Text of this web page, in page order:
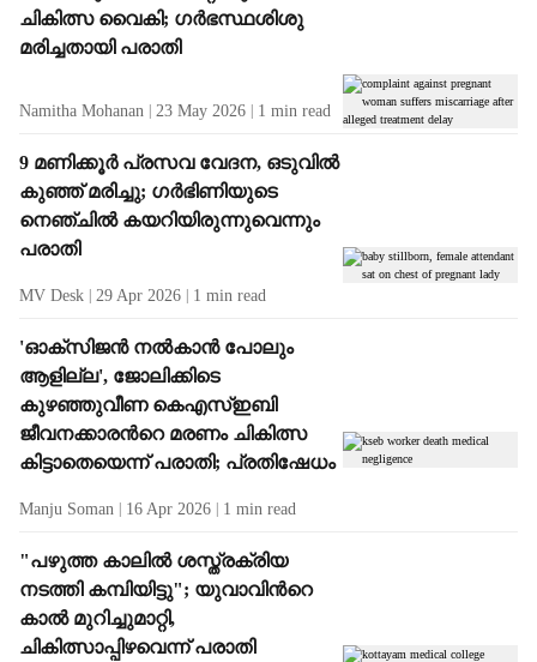
ചികിത്സ വൈകി; ഗർഭസ്ഥശിശു
മരിച്ചതായി പരാതി
Namitha Mohanan 23 May 2026 1 min read
9 മണിക്കൂർ പ്രസവ വേദന, ഒടുവിൽ
കുഞ്ഞ് മരിച്ചു; ഗർഭിണിയുടെ
നെഞ്ചിൽ കയറിയിരുന്നുവെന്നും
പരാതി
MV Desk 29 Apr 2026 1 min read
'ഓക്സിജൻ നൽകാൻ പോലും
ആളില്ല', ജോലിക്കിടെ
കുഴഞ്ഞുവീണ കെഎസ്ഇബി
ജീവനക്കാരന്‍റെ മരണം ചികിത്സ
കിട്ടാതെയെന്ന് പരാതി; പ്രതിഷേധം
Manju Soman 16 Apr 2026 1 min read
"പഴുത്ത കാലിൽ ശസ്ത്രക്രിയ
നടത്തി കമ്പിയിട്ടു"; യുവാവിന്‍റെ
കാൽ മുറിച്ചുമാറ്റി,
ചികിത്സാപ്പിഴവെന്ന് പരാതി